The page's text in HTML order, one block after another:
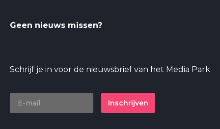
Geen nieuws missen?
Schrijf je in voor de nieuwsbrief van het Media Park
Inschrijven